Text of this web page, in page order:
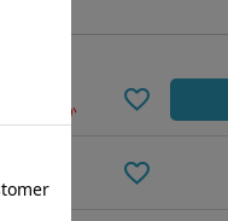
残りわずか
在庫無し